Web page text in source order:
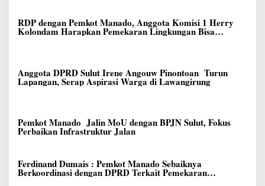
RDP dengan Pemkot Manado, Anggota Komisi 1 Herry
Kolondam Harapkan Pemekaran Lingkungan Bisa
Meningkatkan Pelayanan kepada Masyarakat
Anggota DPRD Sulut Irene Angouw Pinontoan Turun
Lapangan, Serap Aspirasi Warga di Lawangirung
Pemkot Manado Jalin MoU dengan BPJN Sulut, Fokus
Perbaikan Infrastruktur Jalan
Ferdinand Dumais : Pemkot Manado Sebaiknya
Berkoordinasi dengan DPRD Terkait Pemekaran